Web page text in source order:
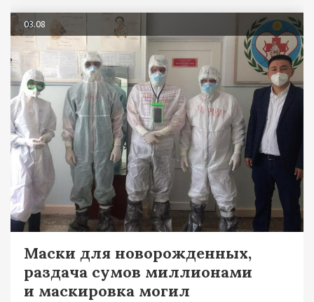
03.08
Маски для новорожденных,
раздача сумов миллионами
и маскировка могил